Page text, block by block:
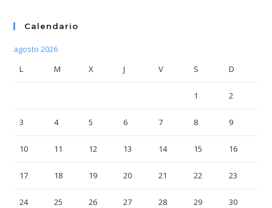
Calendario
agosto 2026
L
M X J V S D
1 2
3 4 5 6 7 8 9
10 11 12 13 14 15 16
17 18 19 20 21 22 23
24 25 26 27 28 29 30